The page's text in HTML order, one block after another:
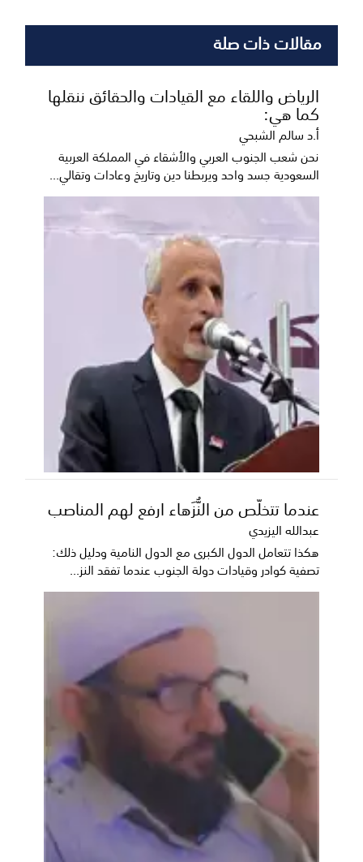
مقالات ذات صلة
الرياض واللقاء مع القيادات والحقائق ننقلها
كما هي:
أ.د سالم الشبحي
نحن شعب الجنوب العربي والأشقاء في المملكة العربية
السعودية جسد واحد ويربطنا دين وتاريخ وعادات وتقالي...
عندما تتخلّص من النُّزَهاء ارفع لهم المناصب
عبدالله اليزيدي
هكذا تتعامل الدول الكبرى مع الدول النامية ودليل ذلك:
تصفية كوادر وقيادات دولة الجنوب عندما تفقد النز...